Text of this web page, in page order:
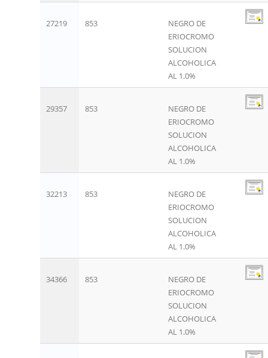
27219 853
NEGRO DE
ERIOCROMO
SOLUCION
ALCOHOLICA
AL 1.0%
29357 853
NEGRO DE
ERIOCROMO
SOLUCION
ALCOHOLICA
AL 1.0%
32213 853
NEGRO DE
ERIOCROMO
SOLUCION
ALCOHOLICA
AL 1.0%
34366 853
NEGRO DE
ERIOCROMO
SOLUCION
ALCOHOLICA
AL 1.0%